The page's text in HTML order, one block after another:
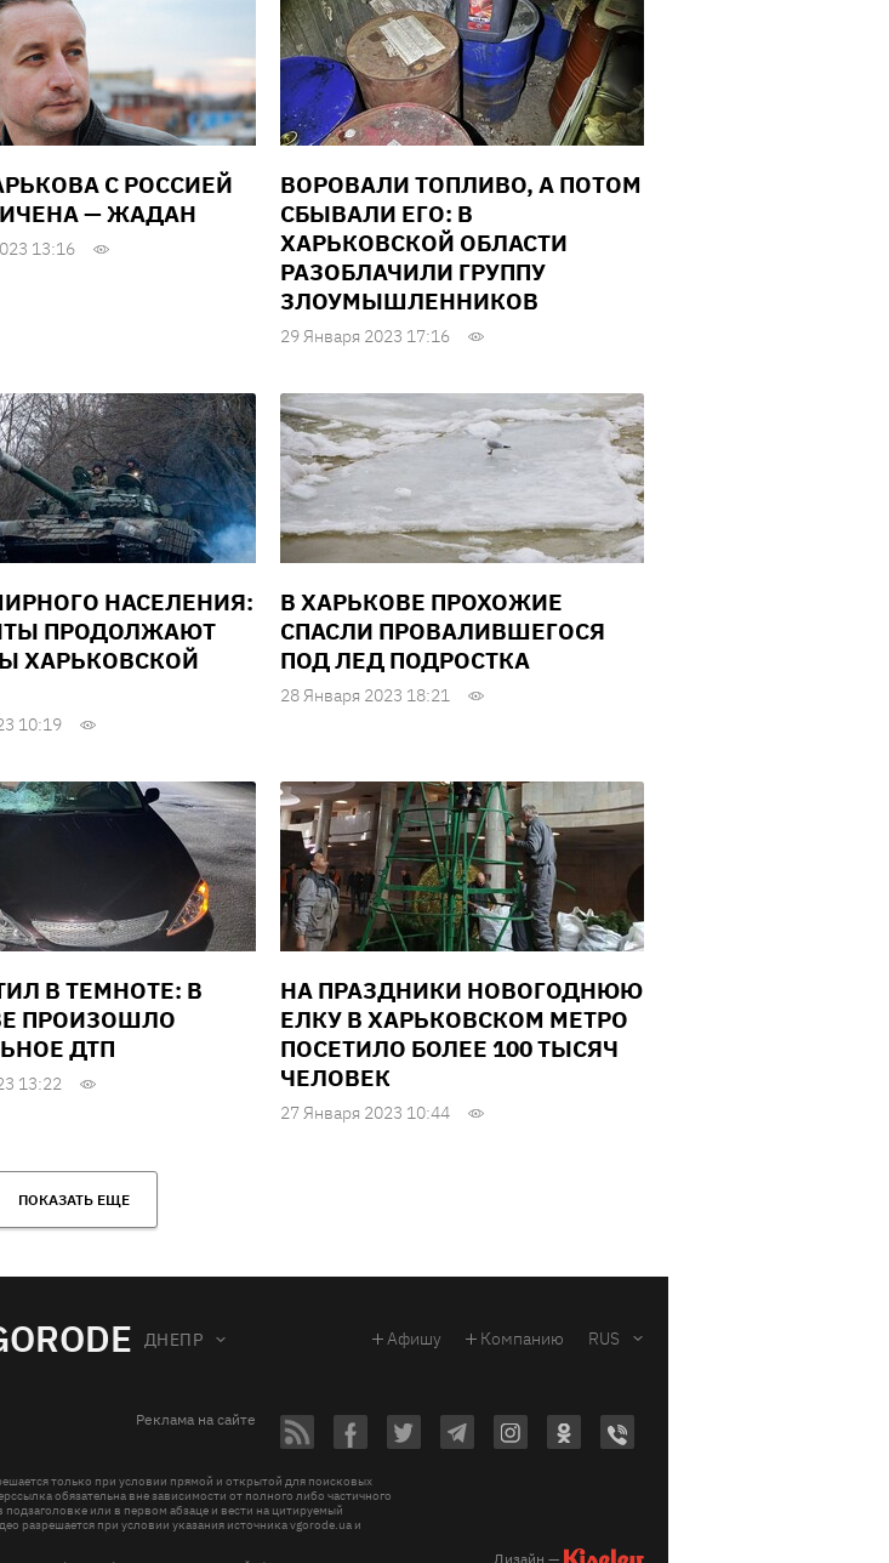
С РОССИЕЙ
— ЖАДАН
13:16
ВОРОВАЛИ ТОПЛИВО, А ПОТОМ
СБЫВАЛИ ЕГО: В
ХАРЬКОВСКОЙ ОБЛАСТИ
РАЗОБЛАЧИЛИ ГРУППУ
ЗЛОУМЫШЛЕННИКОВ
29 Января 2023 17:16
НАСЕЛЕНИЯ:
ПРОДОЛЖАЮТ
ХАРЬКОВСКОЙ
10:19
В ХАРЬКОВЕ ПРОХОЖИЕ
СПАСЛИ ПРОВАЛИВШЕГОСЯ
ПОД ЛЕД ПОДРОСТКА
28 Января 2023 18:21
В ТЕМНОТЕ: В
ПРОИЗОШЛО
ДТП
13:22
НА ПРАЗДНИКИ НОВОГОДНЮЮ
ЕЛКУ В ХАРЬКОВСКОМ МЕТРО
ПОСЕТИЛО БОЛЕЕ 100 ТЫСЯЧ
ЧЕЛОВЕК
27 Января 2023 10:44
ПОКАЗАТЬ ЕЩЕ
ДНЕПР Афишу Компанию RUS
Реклама на сайте
только при условии прямой и открытой для поисковых
обязательна вне зависимости от полного либо частичного
или в первом абзаце и вести на цитируемый
разрешается при условии указания источника vgorode.ua и
Дизайн —